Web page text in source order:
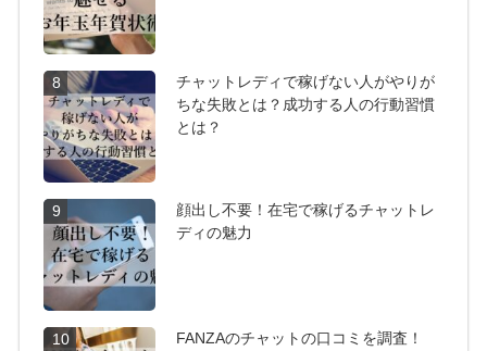
8
チャットレディで稼げない人がやりが
ちな失敗とは？成功する人の行動習慣
とは？
9
顔出し不要！在宅で稼げるチャットレ
ディの魅力
10
FANZAのチャットの口コミを調査！